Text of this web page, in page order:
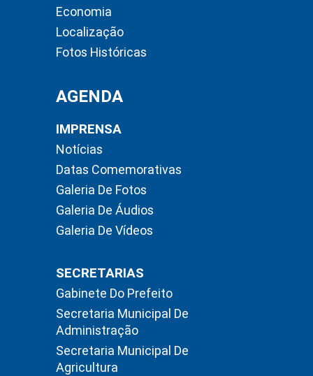
Economia
Localização
Fotos Históricas
AGENDA
IMPRENSA
Notícias
Datas Comemorativas
Galeria De Fotos
Galeria De Áudios
Galeria De Vídeos
SECRETARIAS
Gabinete Do Prefeito
Secretaria Municipal De
Administração
Secretaria Municipal De
Agricultura